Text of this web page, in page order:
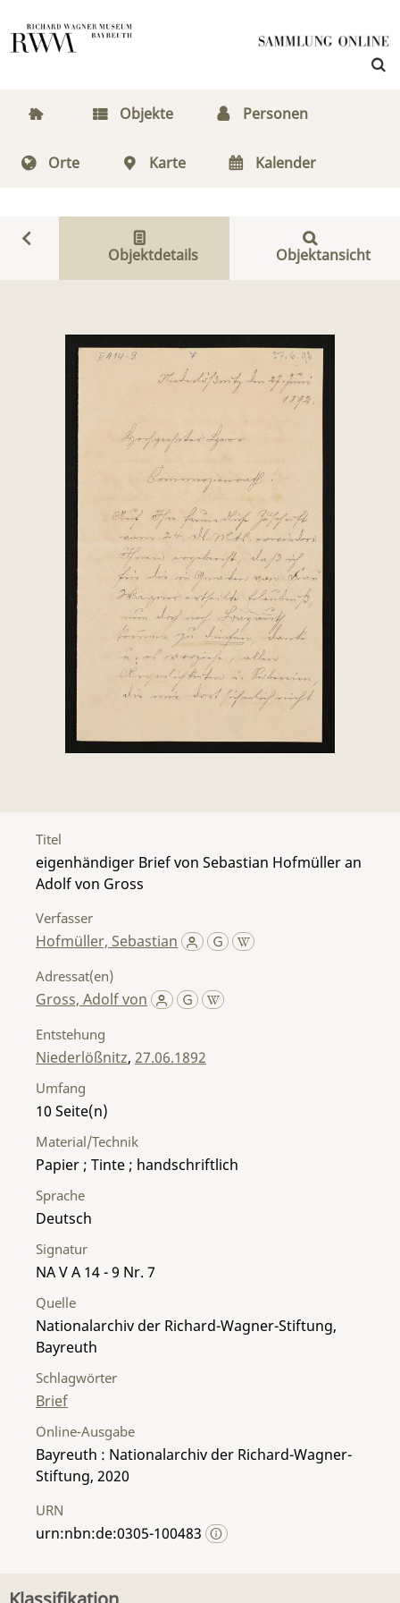
Objekte Personen
Orte Karte Kalender
Objektdetails Objektansicht
Titel
eigenhändiger Brief von Sebastian Hofmüller an
Adolf von Gross
Verfasser
Hofmüller, Sebastian
Adressat(en)
Gross, Adolf von
Entstehung
Niederlößnitz, 27.06.1892
Umfang
10
Material/Technik
Papier ; Tinte ; handschriftlich
Sprache
Deutsch
Signatur
NA V A 14 - 9 Nr. 7
Quelle
Nationalarchiv der Richard-Wagner-Stiftung,
Bayreuth
Schlagwörter
Brief
Online-Ausgabe
Bayreuth : Nationalarchiv der Richard-Wagner-
Stiftung, 2020
URN
urn:nbn:de:0305-100483